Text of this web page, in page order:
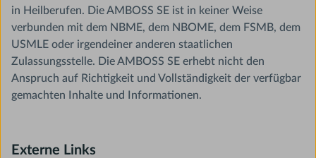
in Heilberufen. Die AMBOSS SE ist in keiner Weise
verbunden mit dem NBME, dem NBOME, dem FSMB, dem
USMLE oder irgendeiner anderen staatlichen
Zulassungsstelle. Die AMBOSS SE erhebt nicht den
Anspruch auf Richtigkeit und Vollständigkeit der verfügbar
gemachten Inhalte und Informationen.
Externe Links